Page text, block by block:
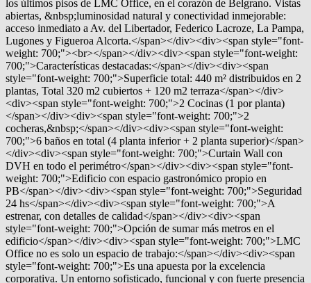
los últimos pisos de LMC Office, en el corazón de Belgrano. Vistas
abiertas, &nbsp;luminosidad natural y conectividad inmejorable:
acceso inmediato a Av. del Libertador, Federico Lacroze, La Pampa,
Lugones y Figueroa Alcorta.</span></div><div><span style="font-
weight: 700;"><br></span></div><div><span style="font-weight:
700;">Características destacadas:</span></div><div><span
style="font-weight: 700;">Superficie total: 440 m² distribuidos en 2
plantas, Total 320 m2 cubiertos + 120 m2 terraza</span></div>
<div><span style="font-weight: 700;">2 Cocinas (1 por planta)
</span></div><div><span style="font-weight: 700;">2
cocheras,&nbsp;</span></div><div><span style="font-weight:
700;">6 baños en total (4 planta inferior + 2 planta superior)</span>
</div><div><span style="font-weight: 700;">Curtain Wall con
DVH en todo el perimétro</span></div><div><span style="font-
weight: 700;">Edificio con espacio gastronómico propio en
PB</span></div><div><span style="font-weight: 700;">Seguridad
24 hs</span></div><div><span style="font-weight: 700;">A
estrenar, con detalles de calidad</span></div><div><span
style="font-weight: 700;">Opción de sumar más metros en el
edificio</span></div><div><span style="font-weight: 700;">LMC
Office no es solo un espacio de trabajo:</span></div><div><span
style="font-weight: 700;">Es una apuesta por la excelencia
corporativa. Un entorno sofisticado, funcional y con fuerte presencia